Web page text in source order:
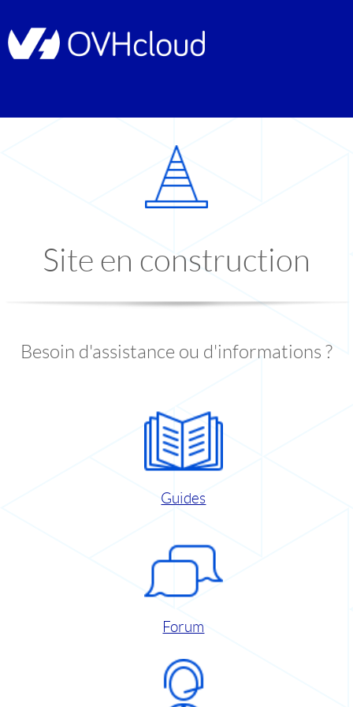
Site en construction
Besoin d'assistance ou d'informations ?
Guides
Forum